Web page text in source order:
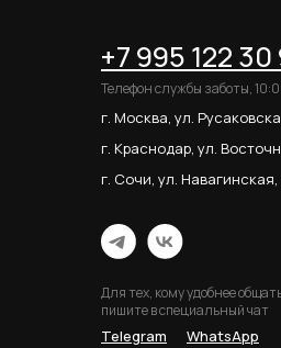
Telegram WhatsApp
Для тех, кому удобнее
пишите в специальный чат
+7 995 122 30
Телефон службы заботы,
г. Москва, ул.
г. Краснодар, ул.
г. Сочи, ул. Навагинская,